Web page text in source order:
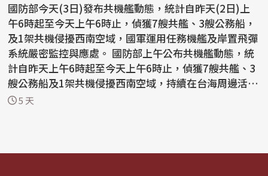
國防部今天(3日)發布共機艦動態，統計自昨天(2日)上
午6時起至今天上午6時止，偵獲7艘共艦、3艘公務船，
及1架共機侵擾西南空域，國軍運用任務機艦及岸置飛彈
系統嚴密監控與應處。 國防部上午公布共機艦動態，統
計自昨天上午6時起至今天上午6時止，偵獲7艘共艦、3
艘公務船及1架共機侵擾西南空域，持續在台海周邊活
動。...
5 天